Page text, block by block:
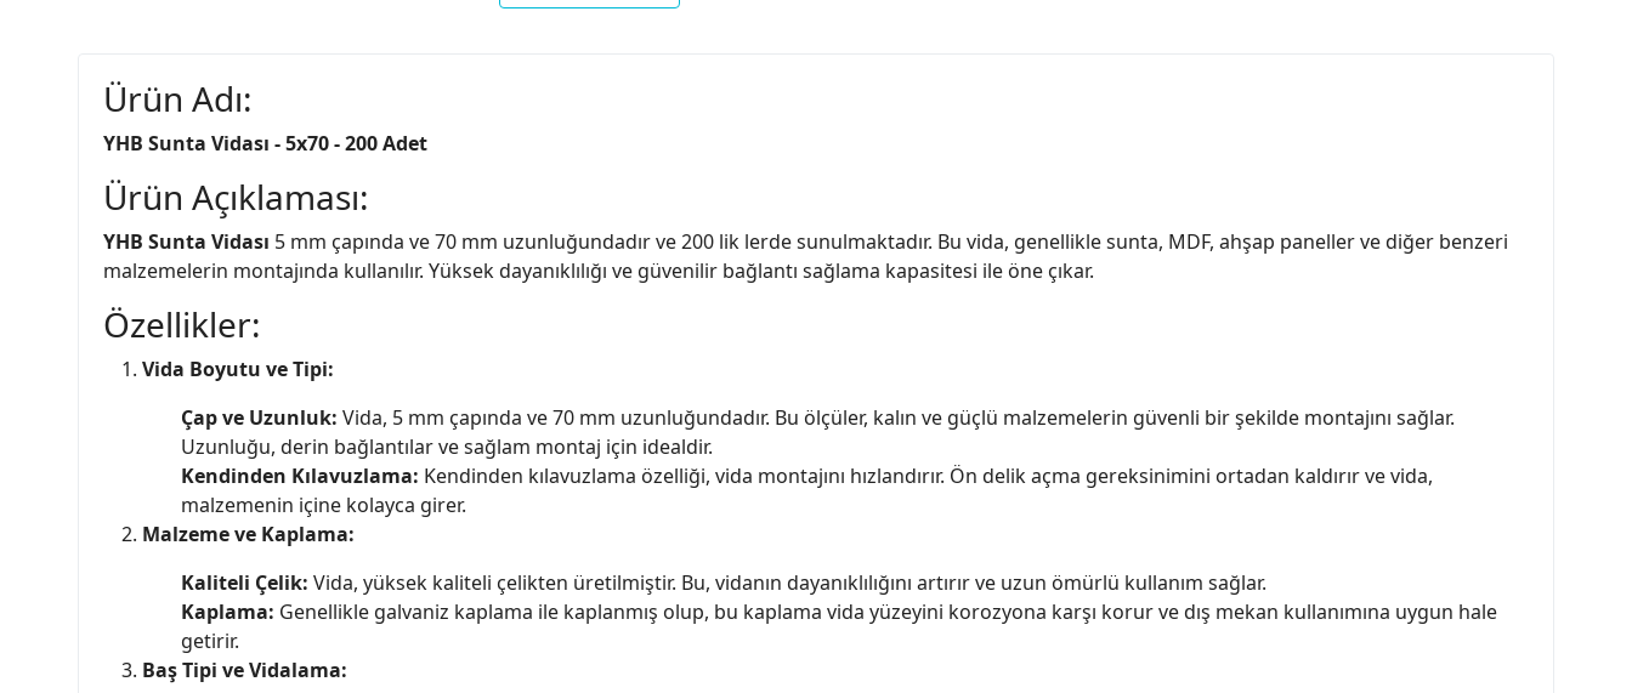
Ürün Adı:
YHB Sunta Vidası - 5x70 - 200 Adet
Ürün Açıklaması:
YHB Sunta Vidası 5 mm çapında ve 70 mm uzunluğundadır ve 200 lik lerde sunulmaktadır. Bu vida, genellikle sunta, MDF, ahşap paneller ve diğer benzeri
malzemelerin montajında kullanılır. Yüksek dayanıklılığı ve güvenilir bağlantı sağlama kapasitesi ile öne çıkar.
Özellikler:
Vida Boyutu ve Tipi:
Çap ve Uzunluk: Vida, 5 mm çapında ve 70 mm uzunluğundadır. Bu ölçüler, kalın ve güçlü malzemelerin güvenli bir şekilde montajını sağlar.
Uzunluğu, derin bağlantılar ve sağlam montaj için idealdir.
Kendinden Kılavuzlama: Kendinden kılavuzlama özelliği, vida montajını hızlandırır. Ön delik açma gereksinimini ortadan kaldırır ve vida,
malzemenin içine kolayca girer.
Malzeme ve Kaplama:
Kaliteli Çelik: Vida, yüksek kaliteli çelikten üretilmiştir. Bu, vidanın dayanıklılığını artırır ve uzun ömürlü kullanım sağlar.
Kaplama: Genellikle galvaniz kaplama ile kaplanmış olup, bu kaplama vida yüzeyini korozyona karşı korur ve dış mekan kullanımına uygun hale
getirir.
Baş Tipi ve Vidalama: